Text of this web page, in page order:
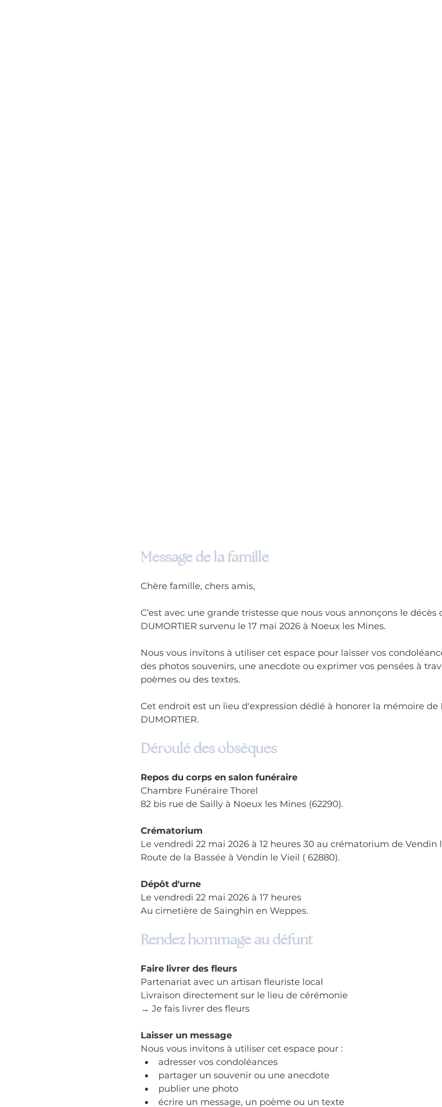
Message de la famille
Chère famille, chers amis,
C’est avec une grande tristesse que nous vous annonçons le
DUMORTIER survenu le 17 mai 2026 à Noeux les Mines.
Nous vous invitons à utiliser cet espace pour laisser vos
des photos souvenirs, une anecdote ou exprimer vos pensées à
poèmes ou des textes.
Cet endroit est un lieu d'expression dédié à honorer la mémoire
DUMORTIER.
Déroulé des obsèques
Repos du corps en salon funéraire
Chambre Funéraire Thorel
82 bis rue de Sailly à Noeux les Mines (62290).
Crématorium
Le vendredi 22 mai 2026 à 12 heures 30 au crématorium de Vendin
Route de la Bassée à Vendin le Vieil ( 62880).
Dépôt d'urne
Le vendredi 22 mai 2026 à 17 heures
Au cimetière de Sainghin en Weppes.
Rendez hommage au défunt
Faire livrer des fleurs
Partenariat avec un artisan fleuriste local
Livraison directement sur le lieu de cérémonie
→ Je fais livrer des fleurs
Laisser un message
Nous vous invitons à utiliser cet espace pour :
adresser vos condoléances
partager un souvenir ou une anecdote
publier une photo
écrire un message, un poème ou un texte